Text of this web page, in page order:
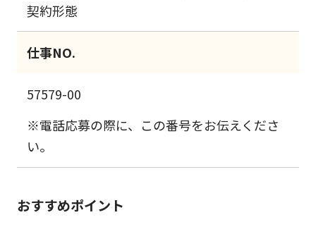
契約形態
仕事NO.
57579-00
※電話応募の際に、この番号をお伝えくださ
い。
おすすめポイント